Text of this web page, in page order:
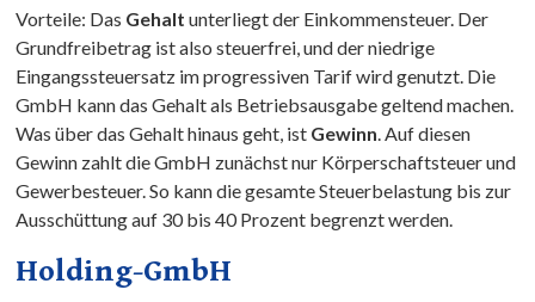
Vorteile: Das Gehalt unterliegt der Einkommensteuer. Der
Grundfreibetrag ist also steuerfrei, und der niedrige
Eingangssteuersatz im progressiven Tarif wird genutzt. Die
GmbH kann das Gehalt als Betriebsausgabe geltend machen.
Was über das Gehalt hinaus geht, ist Gewinn. Auf diesen
Gewinn zahlt die GmbH zunächst nur Körperschaftsteuer und
Gewerbesteuer. So kann die gesamte Steuerbelastung bis zur
Ausschüttung auf 30 bis 40 Prozent begrenzt werden.
Holding-GmbH